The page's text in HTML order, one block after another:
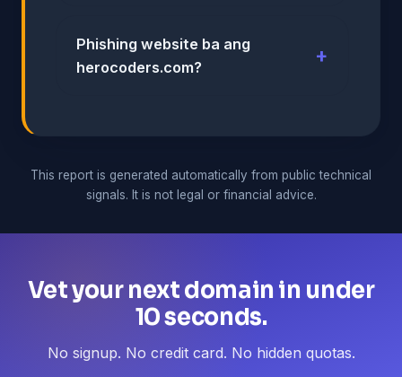
Phishing website ba ang
herocoders.com?
This report is generated automatically from public technical
signals. It is not legal or financial advice.
Vet your next domain in under
10 seconds.
No signup. No credit card. No hidden quotas.